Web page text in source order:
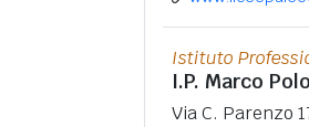
Istituto
I.P. Marco Polo
Via C. Parenzo